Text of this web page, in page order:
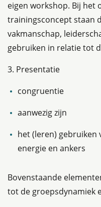
eigen workshop. Bij het
trainingsconcept staan
vakmanschap,
gebruiken in relatie tot
3. Presentatie
congruentie
aanwezig zijn
het (leren) gebruiken
energie en ankers
Bovenstaande
tot de groepsdynamiek